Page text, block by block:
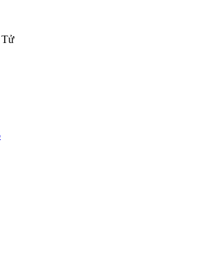
dịch Sao chép
lợi nhuận và hoa hồng giao dịch sao chép
lớn bao gồm thông tin giao dịch, v.v.
Tử